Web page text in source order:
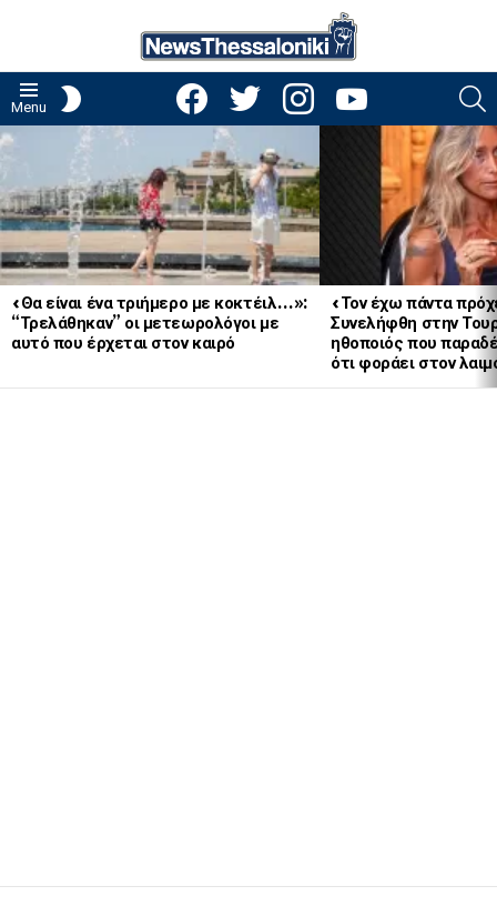
Menu
facebooktwitter instagramyoutube
LATEST
«Θα είναι ένα τριήμερο με κοκτέιλ…»:
“Τρελάθηκαν” οι μετεωρολόγοι με
αυτό που έρχεται στον καιρό
«Τον έχω πάντα
Συνελήφθη στην
ηθοποιός που
ότι φοράει στον